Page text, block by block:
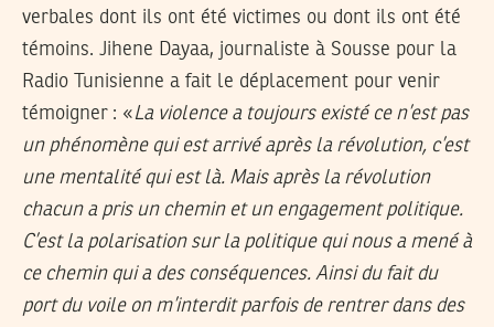
verbales dont ils ont été victimes ou dont ils ont été
témoins. Jihene Dayaa, journaliste à Sousse pour la
Radio Tunisienne a fait le déplacement pour venir
témoigner : «La violence a toujours existé ce n’est pas
un phénomène qui est arrivé après la révolution, c’est
une mentalité qui est là. Mais après la révolution
chacun a pris un chemin et un engagement politique.
C’est la polarisation sur la politique qui nous a mené à
ce chemin qui a des conséquences. Ainsi du fait du
port du voile on m’interdit parfois de rentrer dans des